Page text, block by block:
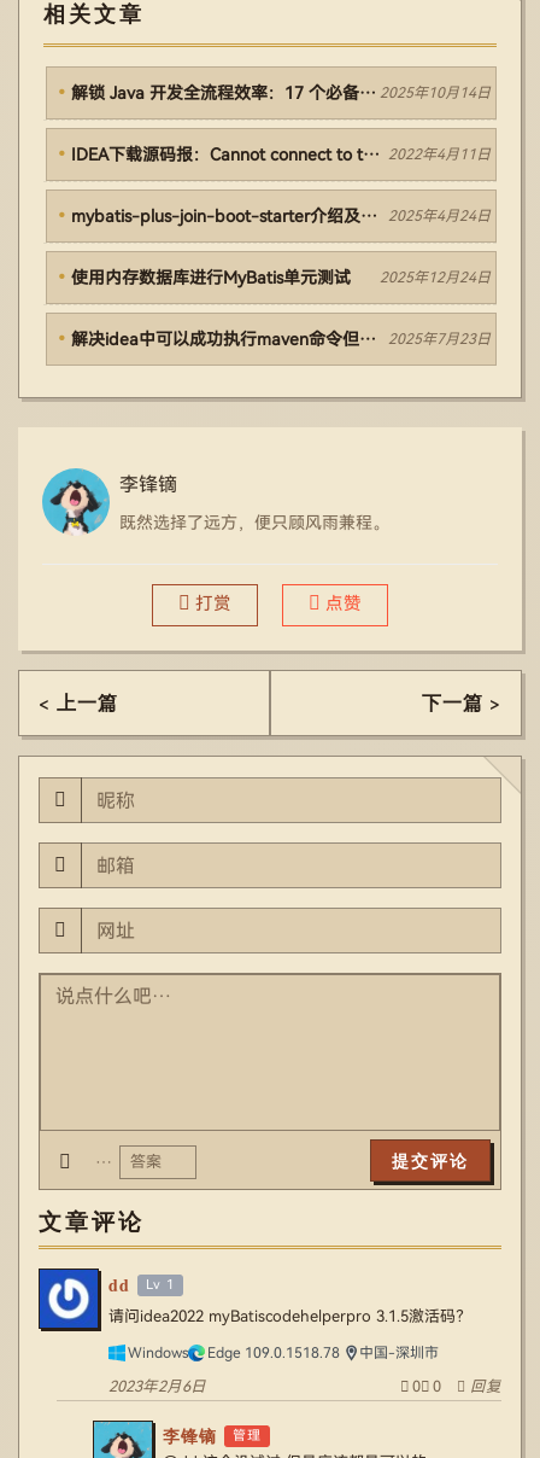
相关文章
解锁 Java 开发全流程效率：17 个必备工具深度指南 2025年10月14日
IDEA下载源码报：Cannot connect to the Maven process. Try again later. 2022年4月11日
mybatis-plus-join-boot-starter介绍及用法 2025年4月24日
使用内存数据库进行MyBatis单元测试 2025年12月24日
解决idea中可以成功执行maven命令但是通过Terminal命令行执行失败的问题 2025年7月23日
李锋镝
既然选择了远方，便只顾风雨兼程。
打赏 点赞
< 上一篇 下一篇 >
…
文章评论
dd Lv 1
请问idea2022 myBatiscodehelperpro 3.1.5激活码？
Windows Edge 109.0.1518.78 中国-深圳市
2023年2月6日 0 0 回复
李锋镝 管理